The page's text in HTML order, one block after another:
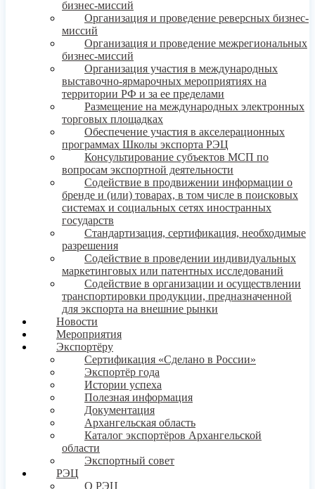
бизнес-миссий
Организация и проведение реверсных бизнес-
миссий
Организация и проведение межрегиональных
бизнес-миссий
Организация участия в международных
выставочно-ярмарочных мероприятиях на
территории РФ и за ее пределами
Размещение на международных электронных
торговых площадках
Обеспечение участия в акселерационных
программах Школы экспорта РЭЦ
Консультирование субъектов МСП по
вопросам экспортной деятельности
Содействие в продвижении информации о
бренде и (или) товарах, в том числе в поисковых
системах и социальных сетях иностранных
государств
Стандартизация, сертификация, необходимые
разрешения
Содействие в проведении индивидуальных
маркетинговых или патентных исследований
Содействие в организации и осуществлении
транспортировки продукции, предназначенной
для экспорта на внешние рынки
Новости
Мероприятия
Экспортёру
Сертификация «Сделано в России»
Экспортёр года
Истории успеха
Полезная информация
Документация
Архангельская область
Каталог экспортёров Архангельской
области
Экспортный совет
РЭЦ
О РЭЦ